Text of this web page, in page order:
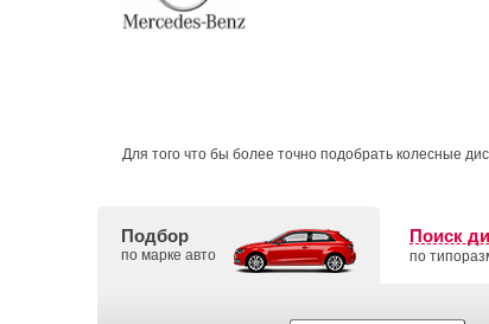
Для того что бы более точно подобрать колесные
Подбор
по марке авто
Поиск
по